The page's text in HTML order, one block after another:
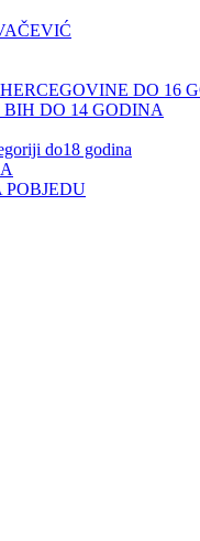
DO 16
DO 14 GODINA
do18 godina